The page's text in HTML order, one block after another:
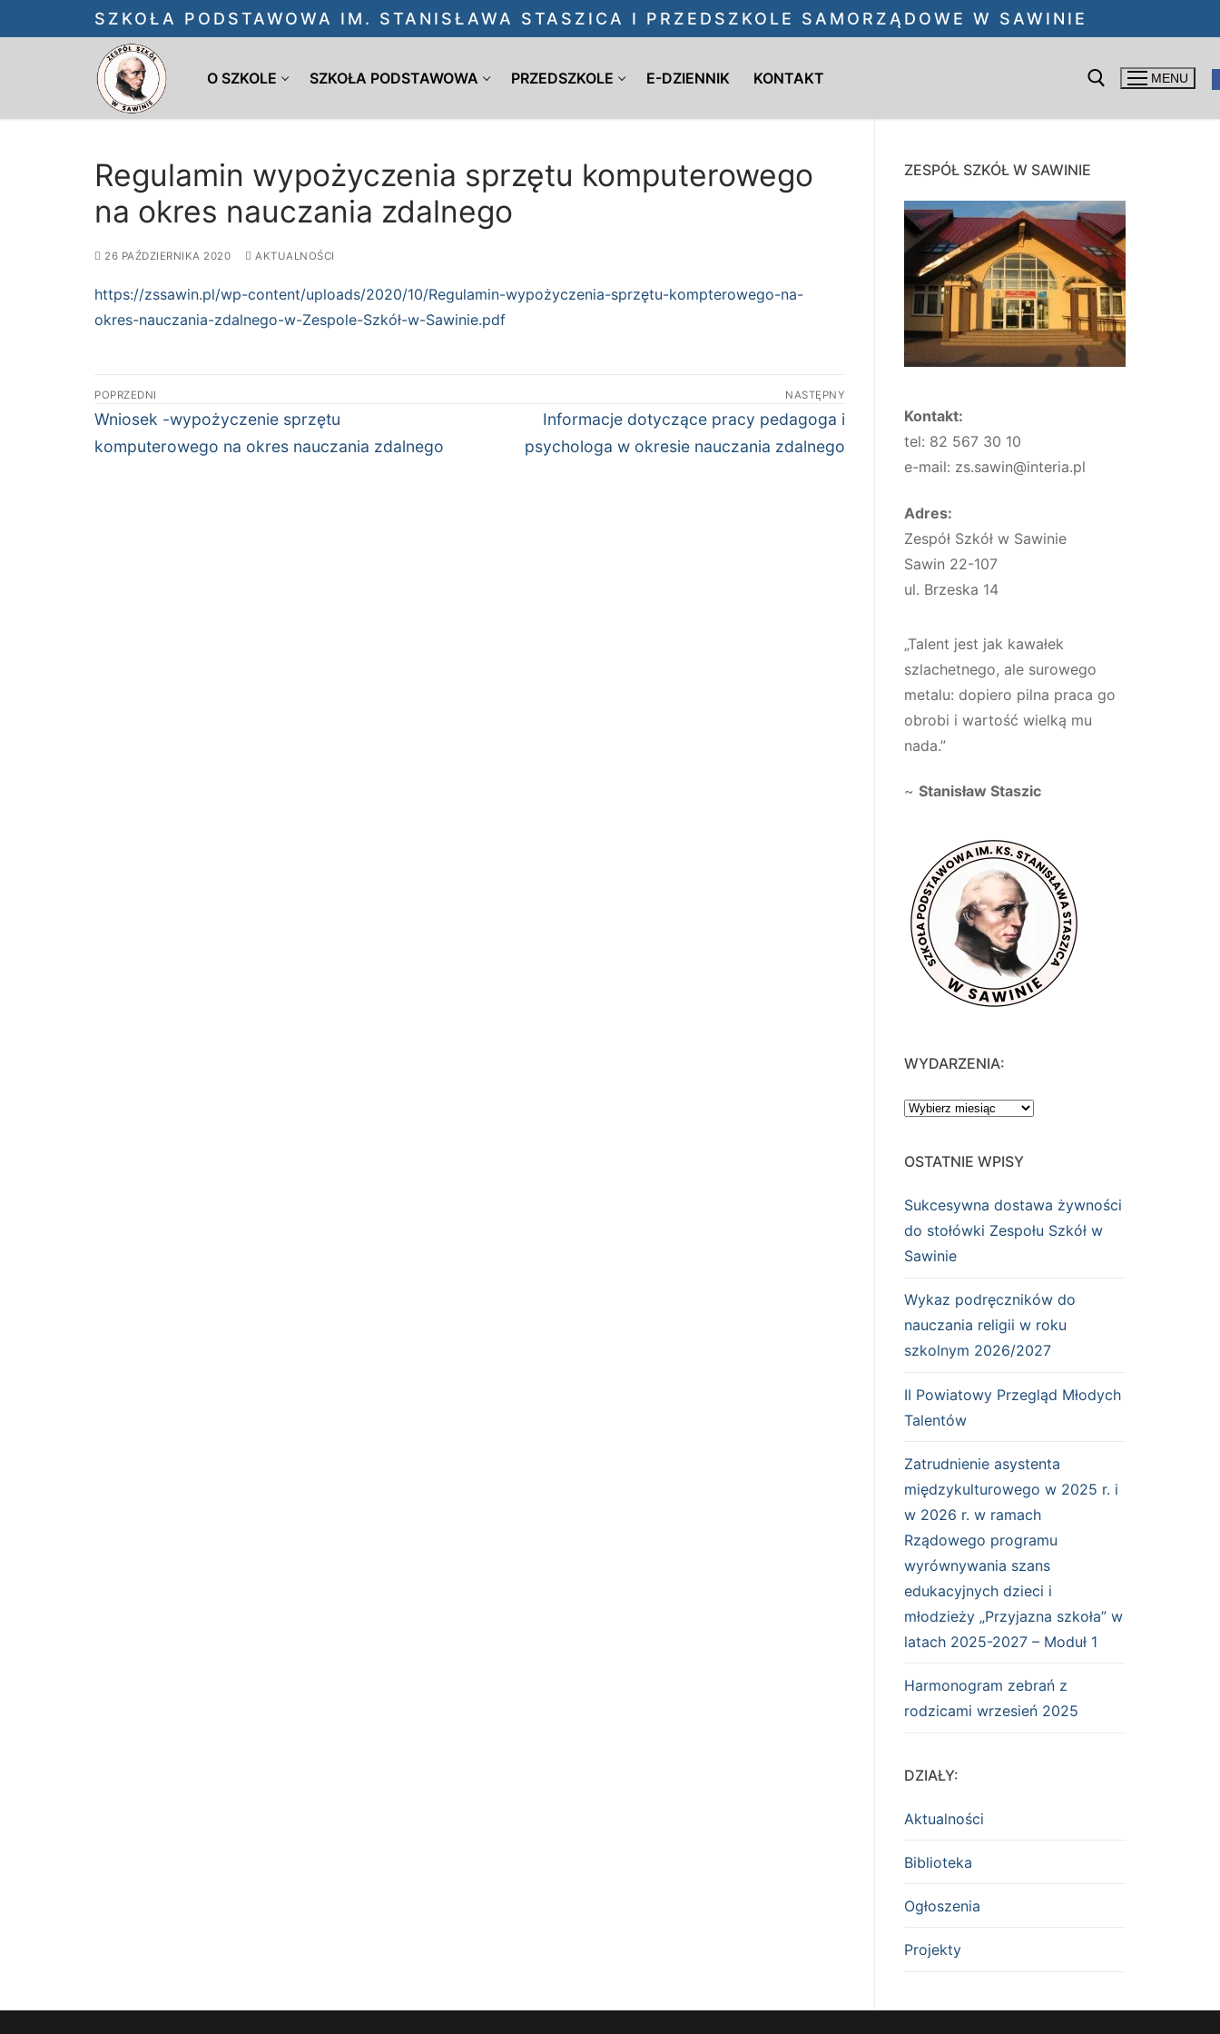
do
SZKOŁA PODSTAWOWA IM. STANISŁAWA STASZICA I PRZEDSZKOLE SAMORZĄDOWE W SAWINIE
O SZKOLE SZKOŁA PODSTAWOWA PRZEDSZKOLE E-DZIENNIK KONTAKT MENU
Regulamin wypożyczenia sprzętu komputerowego
na okres nauczania zdalnego
26 PAŹDZIERNIKA 2020 AKTUALNOŚCI
https://zssawin.pl/wp-content/uploads/2020/10/Regulamin-wypożyczenia-sprzętu-kompterowego-na-
okres-nauczania-zdalnego-w-Zespole-Szkół-w-Sawinie.pdf
Nawigacja
wpisu
POPRZEDNI
Poprzedni
wpis:
Wniosek -wypożyczenie sprzętu
komputerowego na okres nauczania zdalnego
NASTĘPNY
Następny
wpis:
Informacje dotyczące pracy pedagoga i
psychologa w okresie nauczania zdalnego
ZESPÓŁ SZKÓŁ W SAWINIE
Kontakt:
tel: 82 567 30 10
e-mail: zs.sawin@interia.pl
Adres:
Zespół Szkół w Sawinie
Sawin 22-107
ul. Brzeska 14
„Talent jest jak kawałek
szlachetnego, ale surowego
metalu: dopiero pilna praca go
obrobi i wartość wielką mu
nada.”
~ Stanisław Staszic
WYDARZENIA:
WYDARZENIA:
OSTATNIE WPISY
Sukcesywna dostawa żywności
do stołówki Zespołu Szkół w
Sawinie
Wykaz podręczników do
nauczania religii w roku
szkolnym 2026/2027
II Powiatowy Przegląd Młodych
Talentów
Zatrudnienie asystenta
międzykulturowego w 2025 r. i
w 2026 r. w ramach
Rządowego programu
wyrównywania szans
edukacyjnych dzieci i
młodzieży „Przyjazna szkoła” w
latach 2025-2027 – Moduł 1
Harmonogram zebrań z
rodzicami wrzesień 2025
DZIAŁY:
Aktualności
Biblioteka
Ogłoszenia
Projekty